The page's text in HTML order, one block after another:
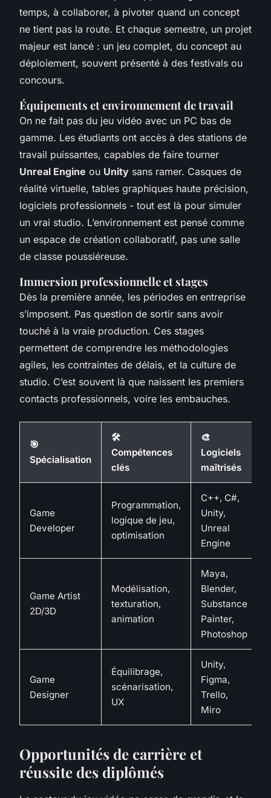
temps, à collaborer, à pivoter quand un concept
ne tient pas la route. Et chaque semestre, un projet
majeur est lancé : un jeu complet, du concept au
déploiement, souvent présenté à des festivals ou
concours.
Équipements et environnement de travail
On ne fait pas du jeu vidéo avec un PC bas de
gamme. Les étudiants ont accès à des stations de
travail puissantes, capables de faire tourner
Unreal Engine ou Unity sans ramer. Casques de
réalité virtuelle, tables graphiques haute précision,
logiciels professionnels - tout est là pour simuler
un vrai studio. L’environnement est pensé comme
un espace de création collaboratif, pas une salle
de classe poussiéreuse.
Immersion professionnelle et stages
Dès la première année, les périodes en entreprise
s’imposent. Pas question de sortir sans avoir
touché à la vraie production. Ces stages
permettent de comprendre les méthodologies
agiles, les contraintes de délais, et la culture de
studio. C’est souvent là que naissent les premiers
contacts professionnels, voire les embauches.
🎯
Spécialisation
🛠️
Compétences
clés
🎨
Logiciels
maîtrisés
Game
Developer
Programmation,
logique de jeu,
optimisation
C++, C#,
Unity,
Unreal
Engine
Game Artist
2D/3D
Modélisation,
texturation,
animation
Maya,
Blender,
Substance
Painter,
Photoshop
Game
Designer
Équilibrage,
scénarisation,
UX
Unity,
Figma,
Trello,
Miro
Opportunités de carrière et
réussite des diplômés